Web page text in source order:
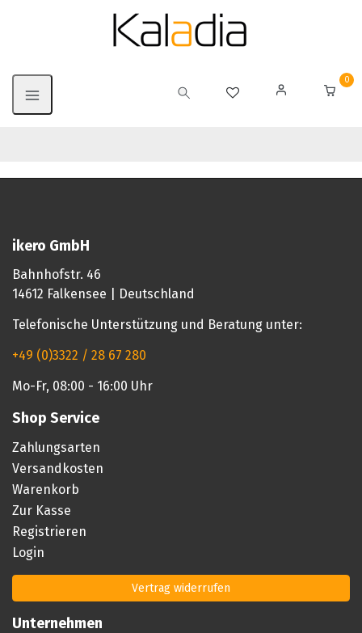
0
ikero GmbH
Bahnhofstr. 46
14612 Falkensee | Deutschland
Telefonische Unterstützung und Beratung unter:
+49 (0)3322 / 28 67 280
Mo-Fr, 08:00 - 16:00 Uhr
Shop Service
Zahlungsarten
Versandkosten
Warenkorb
Zur Kasse
Registrieren
Login
Vertrag widerrufen
Unternehmen